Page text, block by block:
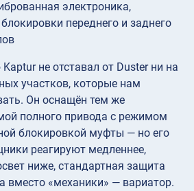
электроника,
переднего и заднего
не отставал от Duster ни на
участков, которые нам
Он оснащён тем же
полного привода с режимом
блокировкой муфты — но его
реагируют медленнее,
ниже, стандартная защита
вместо «механики» — вариатор.